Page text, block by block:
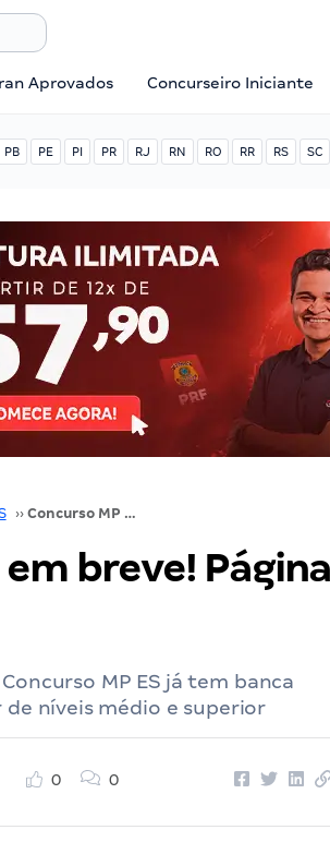
Aprovados Concurseiro Iniciante
PB PE PI PR RJ RN RO RR RS SC
›› Concurso MP ES: edital em breve! Página do certame criada
breve! Página
MP ES já tem banca
de níveis médio e superior
0 0